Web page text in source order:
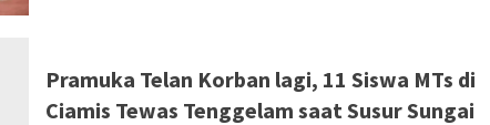
Kamtono
Lencana
Pramuka Telan Korban lagi, 11 Siswa MTs di
Ciamis Tewas Tenggelam saat Susur Sungai